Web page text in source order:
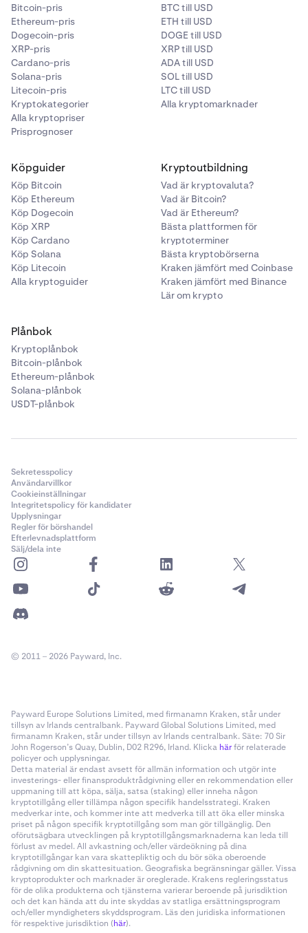
Bitcoin-pris
Ethereum-pris
Dogecoin-pris
XRP-pris
Cardano-pris
Solana-pris
Litecoin-pris
Kryptokategorier
Alla kryptopriser
Prisprognoser
BTC till USD
ETH till USD
DOGE till USD
XRP till USD
ADA till USD
SOL till USD
LTC till USD
Alla kryptomarknader
Köpguider
Köp Bitcoin
Köp Ethereum
Köp Dogecoin
Köp XRP
Köp Cardano
Köp Solana
Köp Litecoin
Alla kryptoguider
Kryptoutbildning
Vad är kryptovaluta?
Vad är Bitcoin?
Vad är Ethereum?
Bästa plattformen för
kryptoterminer
Bästa kryptobörserna
Kraken jämfört med Coinbase
Kraken jämfört med Binance
Lär om krypto
Plånbok
Kryptoplånbok
Bitcoin-plånbok
Ethereum-plånbok
Solana-plånbok
USDT-plånbok
Sekretesspolicy
Användarvillkor
Cookieinställningar
Integritetspolicy för kandidater
Upplysningar
Regler för börshandel
Efterlevnadsplattform
Sälj/dela inte
© 2011 – 2026 Payward, Inc.
Payward Europe Solutions Limited, med firmanamn Kraken, står under
tillsyn av Irlands centralbank. Payward Global Solutions Limited, med
firmanamn Kraken, står under tillsyn av Irlands centralbank. Säte: 70 Sir
John Rogerson’s Quay, Dublin, D02 R296, Irland. Klicka härför relaterade
policyer och upplysningar.
Detta material är endast avsett för allmän information och utgör inte
investerings- eller finansproduktrådgivning eller en rekommendation eller
uppmaning till att köpa, sälja, satsa (staking) eller inneha någon
kryptotillgång eller tillämpa någon specifik handelsstrategi. Kraken
medverkar inte, och kommer inte att medverka till att öka eller minska
priset på någon specifik kryptotillgång som man gör tillgänglig. Den
oförutsägbara utvecklingen på kryptotillgångsmarknaderna kan leda till
förlust av medel. All avkastning och/eller värdeökning på dina
kryptotillgångar kan vara skattepliktig och du bör söka oberoende
rådgivning om din skattesituation. Geografiska begränsningar gäller. Vissa
kryptoprodukter och marknader är oreglerade. Krakens regleringsstatus
för de olika produkterna och tjänsterna varierar beroende på jurisdiktion
och det kan hända att du inte skyddas av statliga ersättningsprogram
och/eller myndigheters skyddsprogram. Läs den juridiska informationen
för respektive jurisdiktion (här).